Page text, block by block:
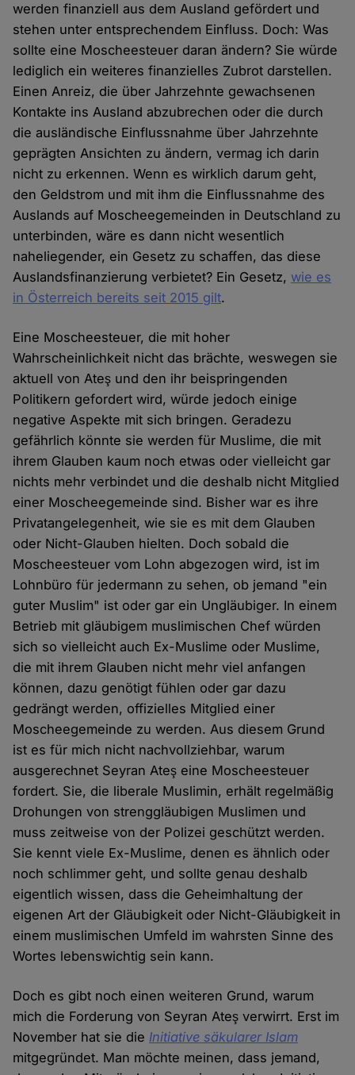
werden finanziell aus dem Ausland gefördert und
stehen unter entsprechendem Einfluss. Doch: Was
sollte eine Moscheesteuer daran ändern? Sie würde
lediglich ein weiteres finanzielles Zubrot darstellen.
Einen Anreiz, die über Jahrzehnte gewachsenen
Kontakte ins Ausland abzubrechen oder die durch
die ausländische Einflussnahme über Jahrzehnte
geprägten Ansichten zu ändern, vermag ich darin
nicht zu erkennen. Wenn es wirklich darum geht,
den Geldstrom und mit ihm die Einflussnahme des
Auslands auf Moscheegemeinden in Deutschland zu
unterbinden, wäre es dann nicht wesentlich
naheliegender, ein Gesetz zu schaffen, das diese
Auslandsfinanzierung verbietet? Ein Gesetz, wie es
in Österreich bereits seit 2015 gilt.
Eine Moscheesteuer, die mit hoher
Wahrscheinlichkeit nicht das brächte, weswegen sie
aktuell von Ateş und den ihr beispringenden
Politikern gefordert wird, würde jedoch einige
negative Aspekte mit sich bringen. Geradezu
gefährlich könnte sie werden für Muslime, die mit
ihrem Glauben kaum noch etwas oder vielleicht gar
nichts mehr verbindet und die deshalb nicht Mitglied
einer Moscheegemeinde sind. Bisher war es ihre
Privatangelegenheit, wie sie es mit dem Glauben
oder Nicht-Glauben hielten. Doch sobald die
Moscheesteuer vom Lohn abgezogen wird, ist im
Lohnbüro für jedermann zu sehen, ob jemand "ein
guter Muslim" ist oder gar ein Ungläubiger. In einem
Betrieb mit gläubigem muslimischen Chef würden
sich so vielleicht auch Ex-Muslime oder Muslime,
die mit ihrem Glauben nicht mehr viel anfangen
können, dazu genötigt fühlen oder gar dazu
gedrängt werden, offizielles Mitglied einer
Moscheegemeinde zu werden. Aus diesem Grund
ist es für mich nicht nachvollziehbar, warum
ausgerechnet Seyran Ateş eine Moscheesteuer
fordert. Sie, die liberale Muslimin, erhält regelmäßig
Drohungen von strenggläubigen Muslimen und
muss zeitweise von der Polizei geschützt werden.
Sie kennt viele Ex-Muslime, denen es ähnlich oder
noch schlimmer geht, und sollte genau deshalb
eigentlich wissen, dass die Geheimhaltung der
eigenen Art der Gläubigkeit oder Nicht-Gläubigkeit in
einem muslimischen Umfeld im wahrsten Sinne des
Wortes lebenswichtig sein kann.
Doch es gibt noch einen weiteren Grund, warum
mich die Forderung von Seyran Ateş verwirrt. Erst im
November hat sie die Initiative säkularer Islam
mitgegründet. Man möchte meinen, dass jemand,